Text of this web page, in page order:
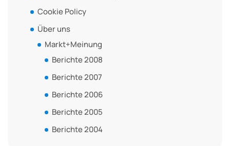
Cookie Policy
Über uns
Markt+Meinung
Berichte 2008
Berichte 2007
Berichte 2006
Berichte 2005
Berichte 2004